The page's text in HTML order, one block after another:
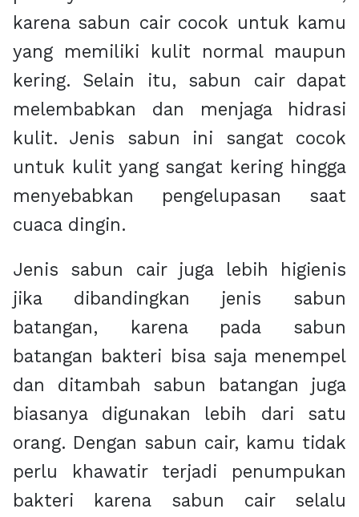
karena sabun cair cocok untuk kamu
yang memiliki kulit normal maupun
kering. Selain itu, sabun cair dapat
melembabkan dan menjaga hidrasi
kulit. Jenis sabun ini sangat cocok
untuk kulit yang sangat kering hingga
menyebabkan pengelupasan saat
cuaca dingin.
Jenis sabun cair juga lebih higienis
jika dibandingkan jenis sabun
batangan, karena pada sabun
batangan bakteri bisa saja menempel
dan ditambah sabun batangan juga
biasanya digunakan lebih dari satu
orang. Dengan sabun cair, kamu tidak
perlu khawatir terjadi penumpukan
bakteri karena sabun cair selalu